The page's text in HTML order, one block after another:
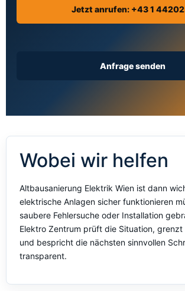
Jetzt anrufen: +43 1
Anfrage senden
Wobei wir helfen
Altbausanierung Elektrik Wien ist dann
elektrische Anlagen sicher funktionieren
saubere Fehlersuche oder Installation
Elektro Zentrum prüft die Situation, grenzt
und bespricht die nächsten sinnvollen
transparent.